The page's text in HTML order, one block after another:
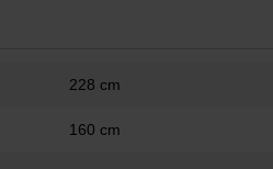
228 cm
160 cm